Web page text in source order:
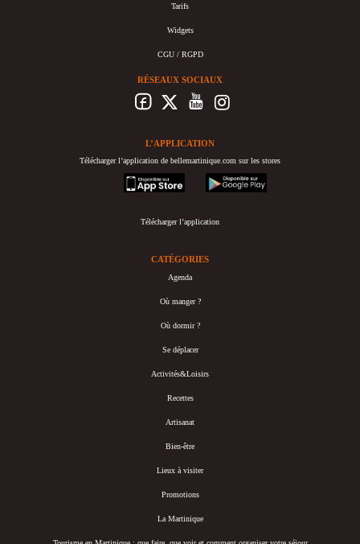
Tarifs
Widgets
CGU / RGPD
RÉSEAUX SOCIAUX
L’APPLICATION
Télécharger l’application de bellemartinique.com sur les stores
appstore
googleplay
Télécharger l’application
CATÉGORIES
Agenda
Où manger ?
Où dormir ?
Se déplacer
Activités&Loisirs
Recettes
Artisanat
Bien-être
Lieux à visiter
Promotions
La Martinique